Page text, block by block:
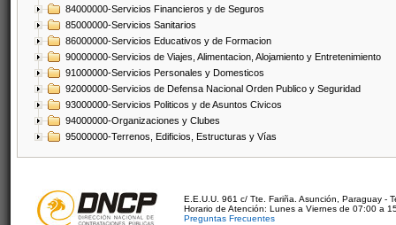
84000000-Servicios Financieros y de Seguros
85000000-Servicios Sanitarios
86000000-Servicios Educativos y de Formacion
90000000-Servicios de Viajes, Alimentacion, Alojamiento y Entretenimiento
91000000-Servicios Personales y Domesticos
92000000-Servicios de Defensa Nacional Orden Publico y Seguridad
93000000-Servicios Politicos y de Asuntos Civicos
94000000-Organizaciones y Clubes
95000000-Terrenos, Edificios, Estructuras y Vías
E.E.U.U. 961 c/ Tte. Fariña. Asunción, Paraguay -
Horario de Atención: Lunes a Viernes de 07:00 a
Preguntas Frecuentes